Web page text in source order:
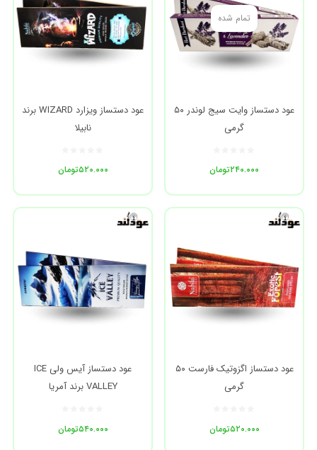
تمام شده
عود دستساز وایت سیج لوندر ۵۰
گرمی
تومان۲۴۰.۰۰۰
عود دستساز ویزارد WIZARD برند
نابیلا
تومان۵۲۰.۰۰۰
عود دستساز اگزوتیک فارست ۵۰
گرمی
تومان۵۲۰.۰۰۰
عود دستساز آیس ولی ICE
VALLEY برند آمریا
تومان۵۴۰.۰۰۰